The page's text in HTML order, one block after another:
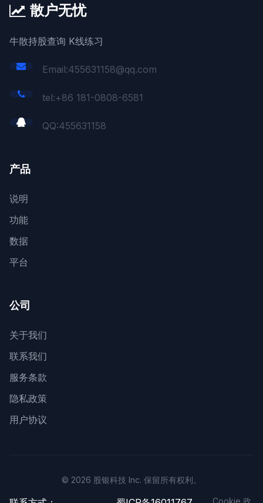
散户无忧
牛散持股查询 K线练习
Email:455631158@qq.com
tel:+86 181-0808-6581
QQ:455631158
产品
说明
功能
数据
平台
公司
关于我们
联系我们
服务条款
隐私政策
用户协议
© 2026 股银科技 Inc. 保留所有权利。
Cookie 政